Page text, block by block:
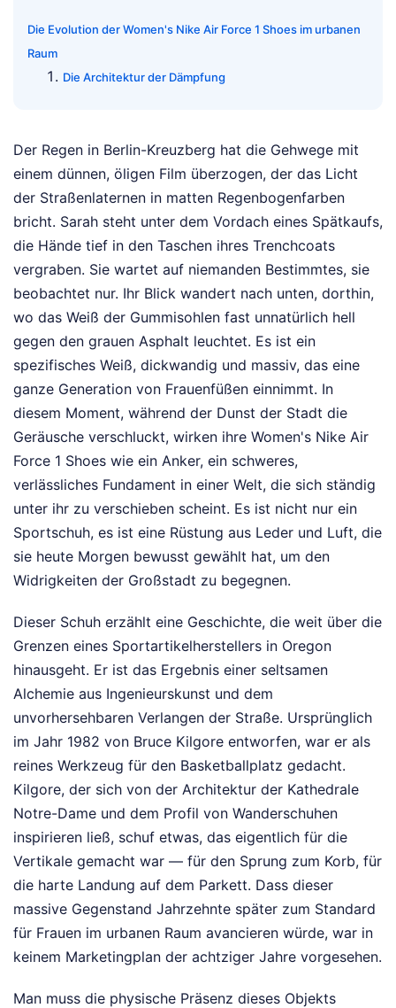
Die Evolution der Women's Nike Air Force 1 Shoes im urbanen
Raum
Die Architektur der Dämpfung
Der Regen in Berlin-Kreuzberg hat die Gehwege mit
einem dünnen, öligen Film überzogen, der das Licht
der Straßenlaternen in matten Regenbogenfarben
bricht. Sarah steht unter dem Vordach eines Spätkaufs,
die Hände tief in den Taschen ihres Trenchcoats
vergraben. Sie wartet auf niemanden Bestimmtes, sie
beobachtet nur. Ihr Blick wandert nach unten, dorthin,
wo das Weiß der Gummisohlen fast unnatürlich hell
gegen den grauen Asphalt leuchtet. Es ist ein
spezifisches Weiß, dickwandig und massiv, das eine
ganze Generation von Frauenfüßen einnimmt. In
diesem Moment, während der Dunst der Stadt die
Geräusche verschluckt, wirken ihre Women's Nike Air
Force 1 Shoes wie ein Anker, ein schweres,
verlässliches Fundament in einer Welt, die sich ständig
unter ihr zu verschieben scheint. Es ist nicht nur ein
Sportschuh, es ist eine Rüstung aus Leder und Luft, die
sie heute Morgen bewusst gewählt hat, um den
Widrigkeiten der Großstadt zu begegnen.
Dieser Schuh erzählt eine Geschichte, die weit über die
Grenzen eines Sportartikelherstellers in Oregon
hinausgeht. Er ist das Ergebnis einer seltsamen
Alchemie aus Ingenieurskunst und dem
unvorhersehbaren Verlangen der Straße. Ursprünglich
im Jahr 1982 von Bruce Kilgore entworfen, war er als
reines Werkzeug für den Basketballplatz gedacht.
Kilgore, der sich von der Architektur der Kathedrale
Notre-Dame und dem Profil von Wanderschuhen
inspirieren ließ, schuf etwas, das eigentlich für die
Vertikale gemacht war — für den Sprung zum Korb, für
die harte Landung auf dem Parkett. Dass dieser
massive Gegenstand Jahrzehnte später zum Standard
für Frauen im urbanen Raum avancieren würde, war in
keinem Marketingplan der achtziger Jahre vorgesehen.
Man muss die physische Präsenz dieses Objekts